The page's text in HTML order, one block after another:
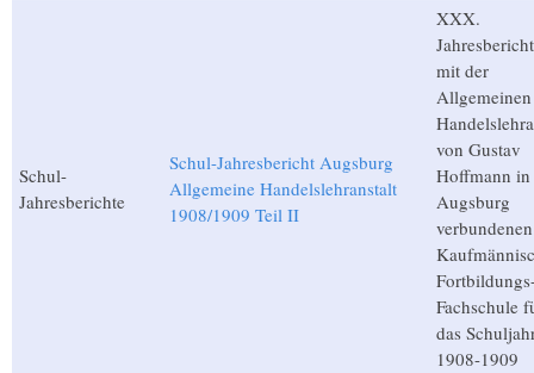
Schul-
Jahresberichte
Schul-Jahresbericht Augsburg
Allgemeine Handelslehranstalt
1908/1909 Teil II
XXX.
mit der
Allgemeinen
von Gustav
Hoffmann in
Augsburg
verbundenen
Fachschule
das
1908-1909